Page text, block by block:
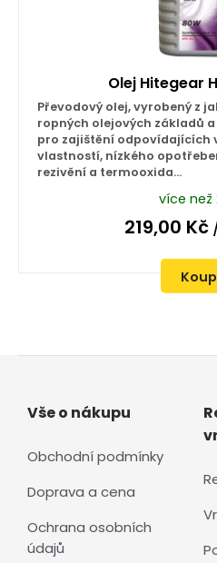
Olej Hitegear
Převodový olej, vyrobený z
ropných olejových základů
pro zajištění odpovídajících
vlastností, nízkého
rezivění a termooxida...
více než
219,00 Kč
Vše o nákupu
Obchodní podmínky
Doprava a cena
Ochrana osobních
údajů